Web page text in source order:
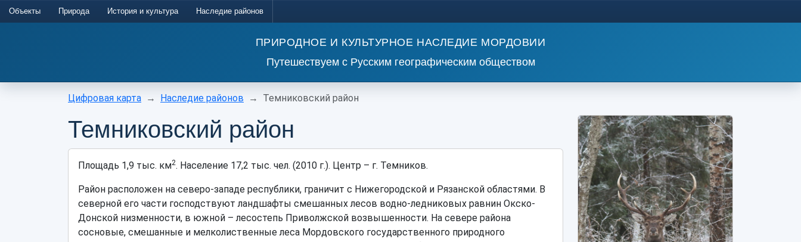
ПРИРОДНОЕ И КУЛЬТУРНОЕ НАСЛЕДИЕ МОРДОВИИ
Путешествуем с Русским географическим обществом
Объекты Природа История и культура Наследие районов
Цифровая карта Наследие районов Темниковский район
Темниковский район
Площадь 1,9 тыс. км2. Население 17,2 тыс. чел. (2010 г.). Центр – г. Темников.
Район расположен на северо-западе республики, граничит с Нижегородской и Рязанской областями. В
северной его части господствуют ландшафты смешанных лесов водно-ледниковых равнин Окско-
Донской низменности, в южной – лесостепь Приволжской возвышенности. На севере района
сосновые, смешанные и мелколиственные леса Мордовского государственного природного